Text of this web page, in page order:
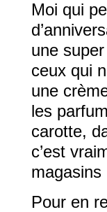
Moi qui
une
ceux qui
une
les
carotte,
c’est
Pour en